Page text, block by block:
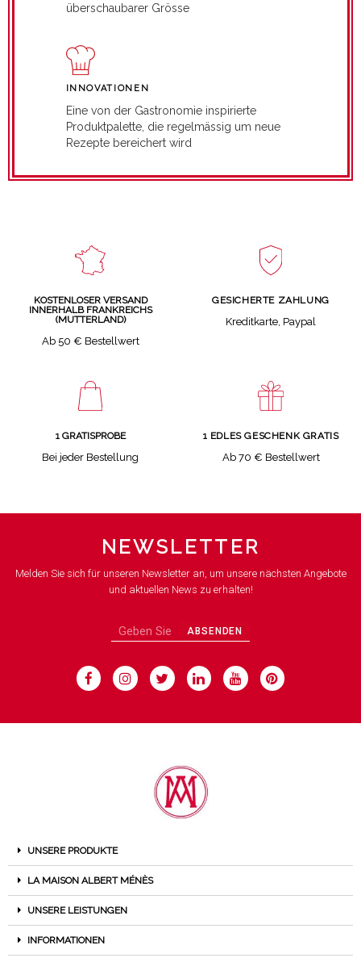
überschaubarer Grösse
INNOVATIONEN
Eine von der Gastronomie inspirierte
Produktpalette, die regelmässig um neue
Rezepte bereichert wird
KOSTENLOSER VERSAND
INNERHALB FRANKREICHS
(MUTTERLAND)
Ab 50 € Bestellwert
GESICHERTE ZAHLUNG
Kreditkarte, Paypal
1 GRATISPROBE
Bei jeder Bestellung
1 EDLES GESCHENK GRATIS
Ab 70 € Bestellwert
NEWSLETTER
Melden Sie sich für unseren Newsletter an, um unsere nächsten Angebote
und aktuellen News zu erhalten!
ABSENDEN
UNSERE PRODUKTE
LA MAISON ALBERT MÉNÈS
UNSERE LEISTUNGEN
INFORMATIONEN